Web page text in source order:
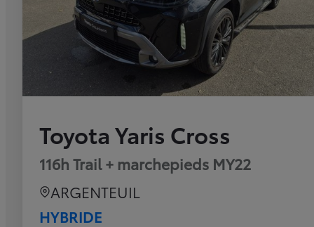
Toyota Yaris Cross
116h Trail + marchepieds MY22
ARGENTEUIL
HYBRIDE